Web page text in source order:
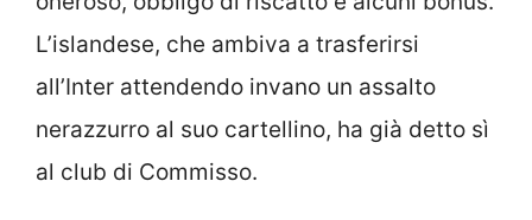
L’islandese, che ambiva a trasferirsi
all’Inter attendendo invano un assalto
nerazzurro al suo cartellino, ha già detto sì
al club di Commisso.